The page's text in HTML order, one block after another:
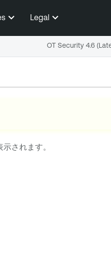
Legal
されます。
OT Security 4.6